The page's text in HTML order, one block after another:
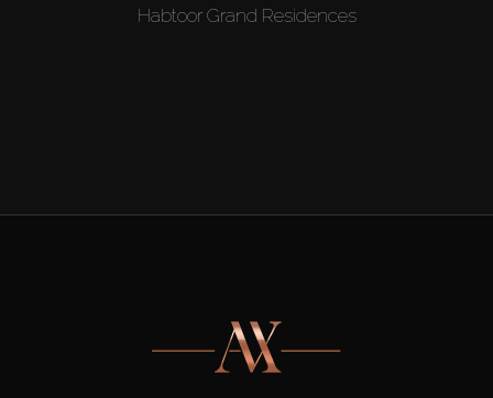
Habtoor Grand Residences